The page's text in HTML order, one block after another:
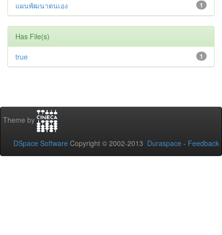
1
แผนพัฒนาตนเอง
Has File(s)
1
true
Theme by
DSpace Software Copyright © 2002-2013 Duraspace - Feedback